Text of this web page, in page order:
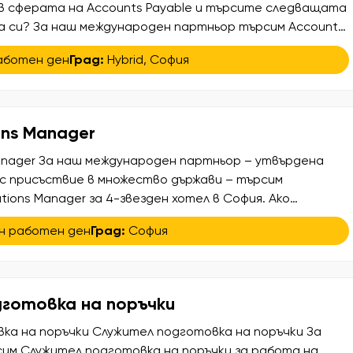
сферата на Accounts Payable и търсите следващата
си? За наш международен партньор търсим Accounts
италиански език – професионалист, който вече има
и иска да стане част от стабилна международна
денГрад: Hybrid, София
Manager
За наш международен партньор – утвърдена
присъствие в множество държави – търсим
Manager за 4-звезден хотел в София. Ако
Вашата професия, а управлението на хора и
Ви носи удовлетворение, ще се радваме да
работен денГрад: София
на поръчки
на поръчки Служител подготовка на поръчки За